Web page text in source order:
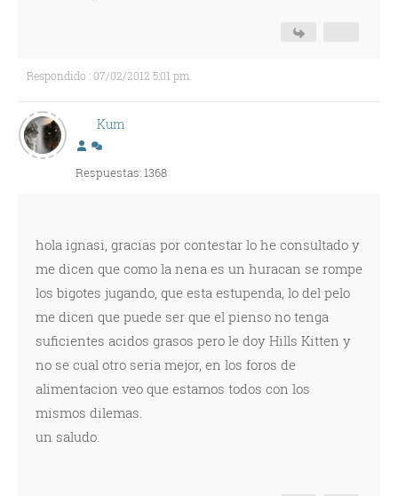
Respondido : 07/02/2012 5:01 pm
Kum
Respuestas: 1368
hola ignasi, gracias por contestar lo he consultado y
me dicen que como la nena es un huracan se rompe
los bigotes jugando, que esta estupenda, lo del pelo
me dicen que puede ser que el pienso no tenga
suficientes acidos grasos pero le doy Hills Kitten y
no se cual otro seria mejor, en los foros de
alimentacion veo que estamos todos con los
mismos dilemas.
un saludo.